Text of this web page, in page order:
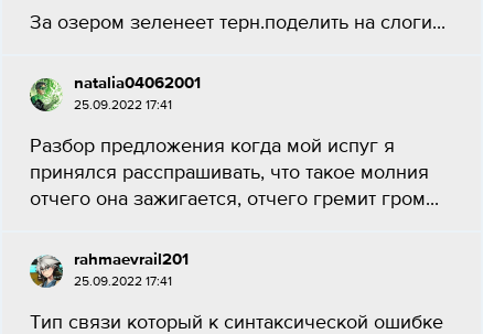
За озером зеленеет терн.поделить на слоги...
natalia04062001
25.09.2022 17:41
Разбор предложения когда мой испуг я
принялся расспрашивать, что такое молния
отчего она зажигается, отчего гремит гром...
rahmaevrail201
25.09.2022 17:41
Тип связи который к синтаксической ошибке